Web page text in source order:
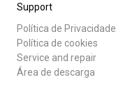
Support
Política de Privacidade
Política de cookies
Service and repair
Área de descarga